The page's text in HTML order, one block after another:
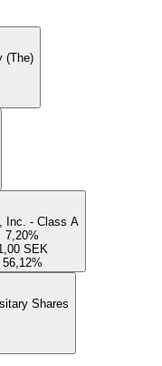
(The)
Inc. - Class A
7,20%
SEK
56,12%
Shares